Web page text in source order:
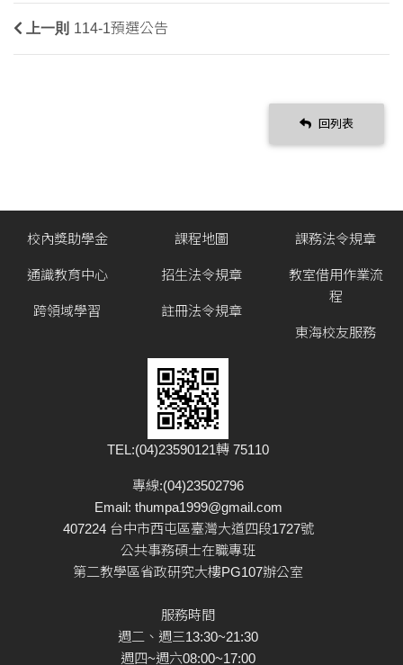
上一則 114-1預選公告
回列表
校內獎助學金
通識教育中心
跨領域學習
課程地圖
招生法令規章
註冊法令規章
課務法令規章
教室借用作業流
程
東海校友服務
TEL:(04)23590121轉 75110
專線:(04)23502796
Email: thumpa1999@gmail.com
407224 台中市西屯區臺灣大道四段1727號
公共事務碩士在職專班
第二教學區省政研究大樓PG107辦公室
服務時間
週二、週三13:30~21:30
週四~週六08:00~17:00